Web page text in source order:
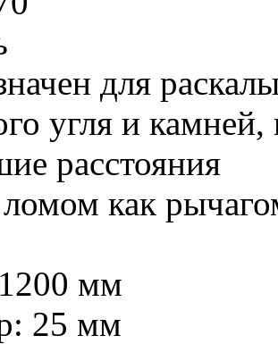
для
угля и
расстояния
ломом как
мм
25 мм